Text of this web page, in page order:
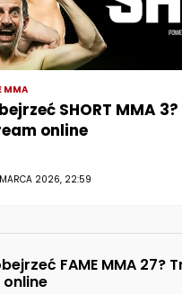
MMA
SHORT MMA
online
2026, 22:59
FAME MMA 27?